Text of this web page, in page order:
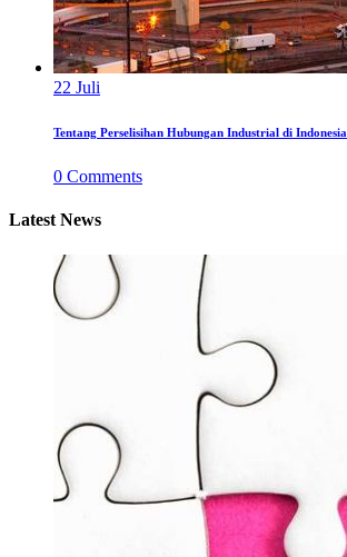
22 Juli
Tentang Perselisihan Hubungan Industrial di Indonesia
0 Comments
Latest News